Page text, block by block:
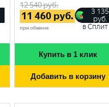
12 540руб.
11 460 руб.
при обмене
3 135
руб.
в Сплит
Купить в 1 клик
Добавить в корзину